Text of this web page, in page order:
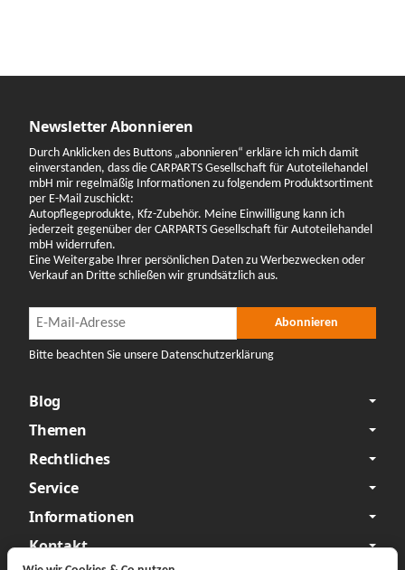
Newsletter Abonnieren
Durch Anklicken des Buttons „abonnieren“ erkläre ich mich damit
einverstanden, dass die CARPARTS Gesellschaft für Autoteilehandel
mbH mir regelmäßig Informationen zu folgendem Produktsortiment
per E-Mail zuschickt:
Autopflegeprodukte, Kfz-Zubehör. Meine Einwilligung kann ich
jederzeit gegenüber der CARPARTS Gesellschaft für Autoteilehandel
mbH widerrufen.
Eine Weitergabe Ihrer persönlichen Daten zu Werbezwecken oder
Verkauf an Dritte schließen wir grundsätzlich aus.
Newsletter Abonnieren Abonnieren
Bitte beachten Sie unsere Datenschutzerklärung
Blog
Themen
Rechtliches
Service
Informationen
Kontakt